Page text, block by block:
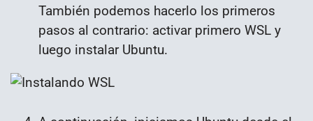
También podemos hacerlo los primeros
pasos al contrario: activar primero WSL y
luego instalar Ubuntu.